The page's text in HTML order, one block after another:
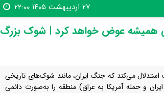
۲۷ اردیبهشت ۱۴۰۵ ۲۲:۰۰
همیشه عوض خواهد کرد | شوک بزرگ
استدلال می‌کند که جنگ ایران، مانند شوک‌های تاریخی
بزرگ خاورمیانه (از تأسیس اسرائیل در ۱۹۴۸ تا انقلاب ۱۳۵۷ ایران و حمله آمریکا به عراق) منطقه را به‌صورت دائمی